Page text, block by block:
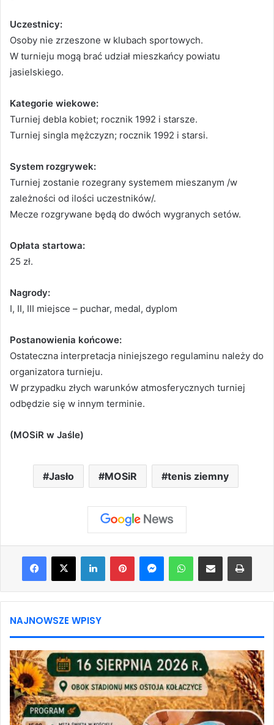
Uczestnicy:
Osoby nie zrzeszone w klubach sportowych.
W turnieju mogą brać udział mieszkańcy powiatu
jasielskiego.
Kategorie wiekowe:
Turniej debla kobiet; rocznik 1992 i starsze.
Turniej singla mężczyzn; rocznik 1992 i starsi.
System rozgrywek:
Turniej zostanie rozegrany systemem mieszanym /w
zależności od ilości uczestników/.
Mecze rozgrywane będą do dwóch wygranych setów.
Opłata startowa:
25 zł.
Nagrody:
I, II, III miejsce – puchar, medal, dyplom
Postanowienia końcowe:
Ostateczna interpretacja niniejszego regulaminu należy do
organizatora turnieju.
W przypadku złych warunków atmosferycznych turniej
odbędzie się w innym terminie.
(MOSiR w Jaśle)
Jasło MOSiR tenis ziemny
Facebook
X LinkedInPinterestMessengerWhatsAppShare via Email Print
NAJNOWSZE WPISY